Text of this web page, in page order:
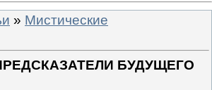
» Мистические
БУДУЩЕГО